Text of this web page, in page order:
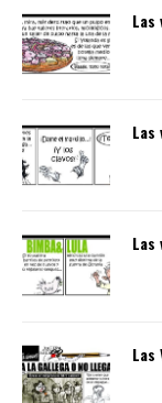
Las
Las
Las
Las